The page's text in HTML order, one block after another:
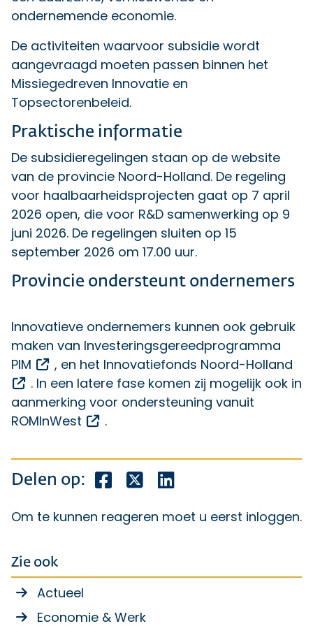
ondernemende economie.
De activiteiten waarvoor subsidie wordt
aangevraagd moeten passen binnen het
Missiegedreven Innovatie en
Topsectorenbeleid.
Praktische informatie
De subsidieregelingen staan op de website
van de provincie Noord-Holland. De regeling
voor haalbaarheidsprojecten gaat op 7 april
2026 open, die voor R&D samenwerking op 9
juni 2026. De regelingen sluiten op 15
september 2026 om 17.00 uur.
Provincie ondersteunt ondernemers
Innovatieve ondernemers kunnen ook gebruik
maken van Investeringsgereedprogramma
PIM
Opent een externe link
, en het Innovatiefonds Noord-Holland
Opent een externe link
. In een latere fase komen zij mogelijk ook in
aanmerking voor ondersteuning vanuit
ROMInWest
Opent een externe link
.
Delen op: Deel dit bericht op Facebook
Deel dit bericht op X
Om te kunnen reageren moet u eerst inloggen.
Zie ook
Actueel
Economie & Werk